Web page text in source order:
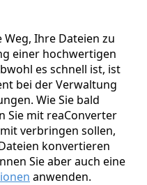
Ihre Dateien zu
einer hochwertigen
es schnell ist, ist
bei der Verwaltung
Wie Sie bald
Sie mit reaConverter
verbringen sollen,
konvertieren
Sie aber auch eine
anwenden.